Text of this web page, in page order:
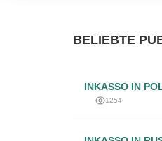
BELIEBTE
INKASSO IN
1254